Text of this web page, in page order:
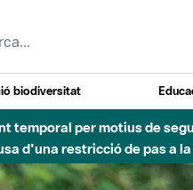
biodiversitat
de construcció d'una